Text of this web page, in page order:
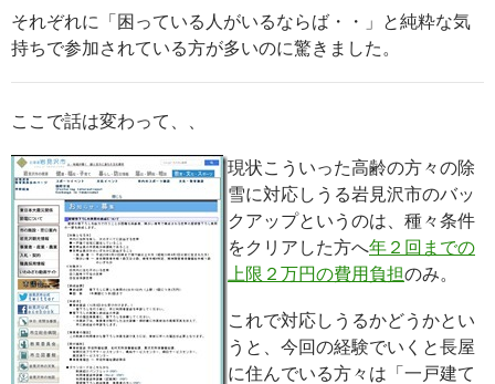
それぞれに「困っている人がいるならば・・」と純粋な気
持ちで参加されている方が多いのに驚きました。
ここで話は変わって、、
現状こういった高齢の方々の除
雪に対応しうる岩見沢市のバッ
クアップというのは、種々条件
をクリアした方へ年２回までの
上限２万円の費用負担のみ。
これで対応しうるかどうかとい
うと、今回の経験でいくと長屋
に住んでいる方々は「一戸建て